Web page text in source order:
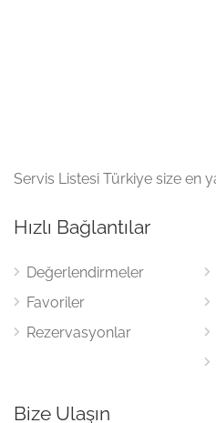
Servis Listesi Türkiye size en
Hızlı Bağlantılar
Değerlendirmeler
Favoriler
Rezervasyonlar
Bize Ulaşın